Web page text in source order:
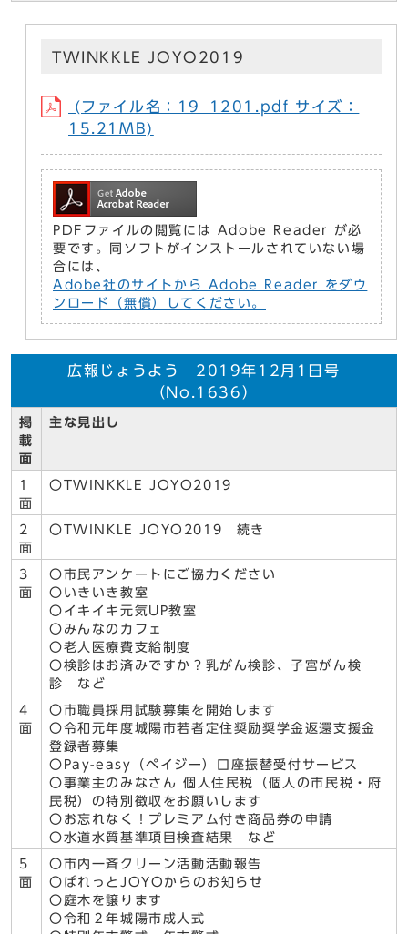
TWINKKLE JOYO2019
(ファイル名：19_1201.pdf サイズ：
15.21MB)
PDFファイルの閲覧には Adobe Reader が必
要です。同ソフトがインストールされていない場
合には、
Adobe社のサイトから Adobe Reader をダウ
ンロード（無償）してください。
広報じょうよう 2019年12月1日号
（No.1636）
掲
載
面
主な見出し
1
面
〇TWINKKLE JOYO2019
2
面
〇TWINKLE JOYO2019 続き
3
面
〇市民アンケートにご協力ください
〇いきいき教室
〇イキイキ元気UP教室
〇みんなのカフェ
〇老人医療費支給制度
〇検診はお済みですか？乳がん検診、子宮がん検
診 など
4
面
〇市職員採用試験募集を開始します
〇令和元年度城陽市若者定住奨励奨学金返還支援金
登録者募集
〇Pay-easy（ペイジー）口座振替受付サービス
〇事業主のみなさん 個人住民税（個人の市民税・府
民税）の特別徴収をお願いします
〇お忘れなく！プレミアム付き商品券の申請
〇水道水質基準項目検査結果 など
5
面
〇市内一斉クリーン活動活動報告
〇ぱれっとJOYOからのお知らせ
〇庭木を譲ります
〇令和２年城陽市成人式